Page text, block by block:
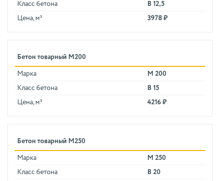
Класс бетона В 12,5
Цена, м³ 3978 ₽
Бетон товарный М200
Марка М 200
Класс бетона В 15
Цена, м³ 4216 ₽
Бетон товарный М250
Марка М 250
Класс бетона В 20